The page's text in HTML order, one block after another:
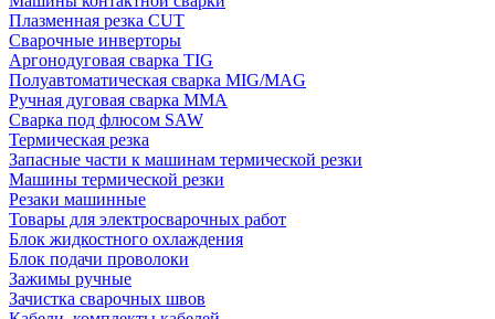
Плазменная резка CUT
Сварочные инверторы
Аргонодуговая сварка TIG
Полуавтоматическая сварка MIG/MAG
Ручная дуговая сварка MMA
Сварка под флюсом SAW
Термическая резка
Запасные части к машинам термической резки
Машины термической резки
Резаки машинные
Товары для электросварочных работ
Блок жидкостного охлаждения
Блок подачи проволоки
Зажимы ручные
Зачистка сварочных швов